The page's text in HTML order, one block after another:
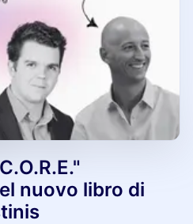
nuovo libro di